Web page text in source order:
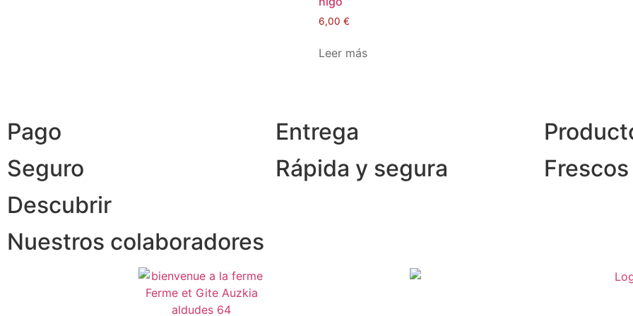
6,00€
Leer más
Pago
Seguro
Entrega
Rápida y segura
Frescos
Descubrir
Nuestros colaboradores